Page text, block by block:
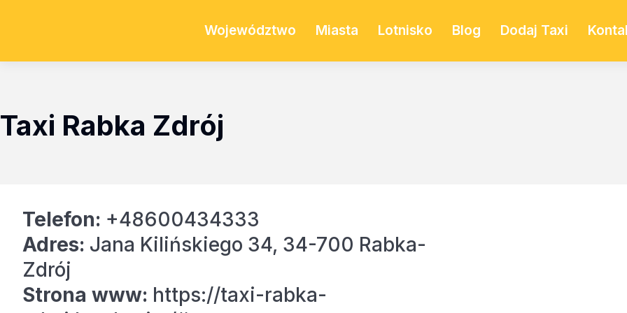
Województwo Miasta Lotnisko Blog Dodaj Taxi
Taxi Rabka Zdrój
Telefon: +48600434333
Adres: Jana Kilińskiego 34, 34-700 Rabka-
Zdrój
Strona www: https://taxi-rabka-